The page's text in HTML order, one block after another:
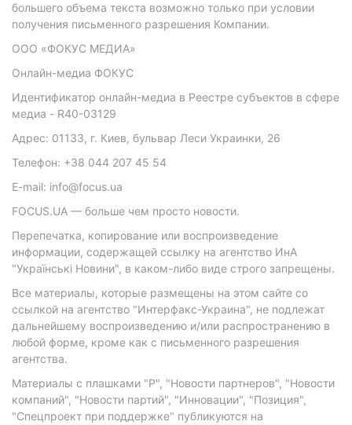
большего объема текста возможно только при условии
получения письменного разрешения Компании.
ООО «ФОКУС МЕДИА»
Онлайн-медиа ФОКУС
Идентификатор онлайн-медиа в Реестре субъектов в сфере
медиа - R40-03129
Адрес: 01133, г. Киев, бульвар Леси Украинки, 26
Телефон: +38 044 207 45 54
E-mail: info@focus.ua
FOCUS.UA — больше чем просто новости.
Перепечатка, копирование или воспроизведение
информации, содержащей ссылку на агентство ИнА
"Українські Новини", в каком-либо виде строго запрещены.
Все материалы, которые размещены на этом сайте со
ссылкой на агентство "Интерфакс-Украина", не подлежат
дальнейшему воспроизведению и/или распространению в
любой форме, кроме как с письменного разрешения
агентства.
Материалы с плашками "Р", "Новости партнеров", "Новости
компаний", "Новости партий", "Инновации", "Позиция",
"Спецпроект при поддержке" публикуются на